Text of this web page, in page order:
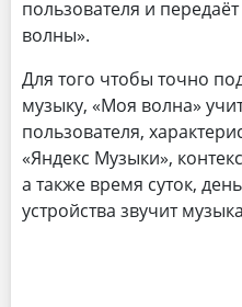
пользователя и
волны».
Для того чтобы точно
музыку, «Моя волна»
пользователя,
«Яндекс Музыки»,
а также время суток,
устройства звучит